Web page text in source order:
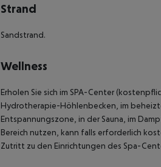
Strand
Sandstrand.
Wellness
Erholen Sie sich im SPA-Center
Hydrotherapie-Höhlenbecken, im
Entspannungszone, in der Sauna, im
Bereich nutzen, kann falls erforderlich
Zutritt zu den Einrichtungen des Spa-